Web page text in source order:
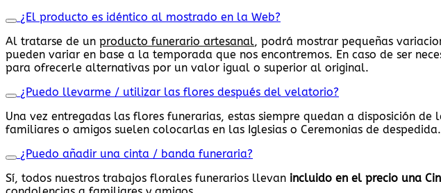
¿El producto es idéntico al mostrado en la Web?
Al tratarse de un producto funerario artesanal, podrá mostrar pequeñas
pueden variar en base a la temporada que nos encontremos. En caso de ser
para ofrecerle alternativas por un valor igual o superior al original.
¿Puedo llevarme / utilizar las flores después del velatorio?
Una vez entregadas las flores funerarias, estas siempre quedan a disposición
familiares o amigos suelen colocarlas en las Iglesias o Ceremonias de despedida.
¿Puedo añadir una cinta / banda funeraria?
Sí, todos nuestros trabajos florales funerarios llevan incluido en el precio una